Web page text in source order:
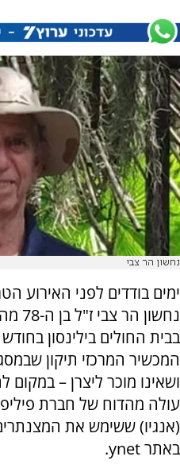
נחשון הר צבי
ימים בודדים לפני האירוע
בבית החולים בילינסון
המכשיר המרכזי תיקון
ושאינו מוכר ליצרן –
עולה מהדוח של חברת
(אנגיו) ששימש את
באתר ynet.